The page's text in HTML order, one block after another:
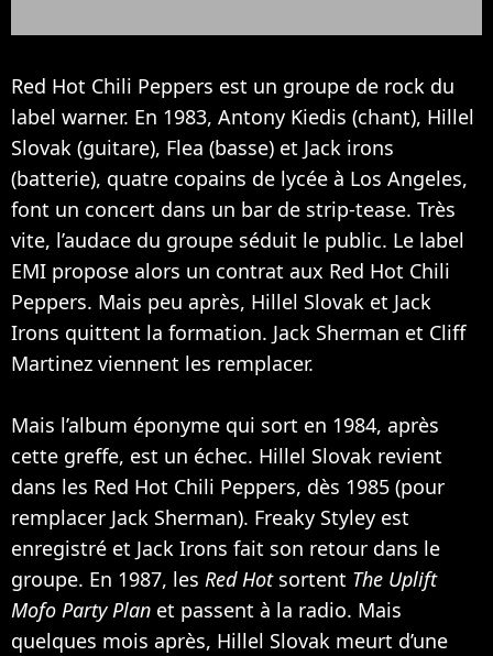
Red Hot Chili Peppers est un groupe de rock du
label warner. En 1983, Antony Kiedis (chant), Hillel
Slovak (guitare), Flea (basse) et Jack irons
(batterie), quatre copains de lycée à Los Angeles,
font un concert dans un bar de strip-tease. Très
vite, l’audace du groupe séduit le public. Le label
EMI propose alors un contrat aux Red Hot Chili
Peppers. Mais peu après, Hillel Slovak et Jack
Irons quittent la formation. Jack Sherman et Cliff
Martinez viennent les remplacer.
Mais l’album éponyme qui sort en 1984, après
cette greffe, est un échec. Hillel Slovak revient
dans les Red Hot Chili Peppers, dès 1985 (pour
remplacer Jack Sherman). Freaky Styley est
enregistré et Jack Irons fait son retour dans le
groupe. En 1987, les Red Hotsortent The Uplift
Mofo Party Plan et passent à la radio. Mais
quelques mois après, Hillel Slovak meurt d’une